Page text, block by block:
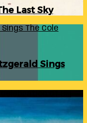
Last Sky
Sings The Cole
Sings